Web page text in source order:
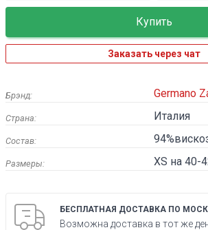
Заказать через чат
Брэнд: Germano
Страна: Италия
Состав:
Размеры: XS на 40-
БЕСПЛАТНАЯ ДОСТАВКА ПО
Возможна доставка в тот же